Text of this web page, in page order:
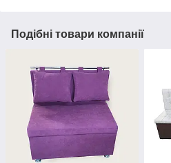
Подібні товари компанії